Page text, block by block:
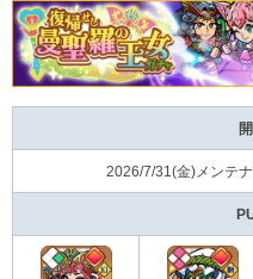
2026/7/31(金)メンテ